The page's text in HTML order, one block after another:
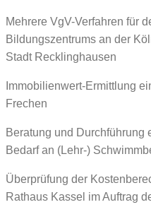
Mehrere VgV-Verfahren für
Bildungszentrums an der
Stadt Recklinghausen
Immobilienwert-Ermittlung
Frechen
Beratung und Durchführung
Bedarf an (Lehr-)
Überprüfung der
Rathaus Kassel im Auftrag